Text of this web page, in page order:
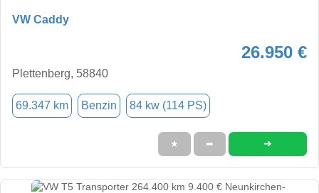
VW Caddy
26.950 €
Plettenberg, 58840
69.347 km Benzin 84 kw (114 PS)
★ ➦ ➜